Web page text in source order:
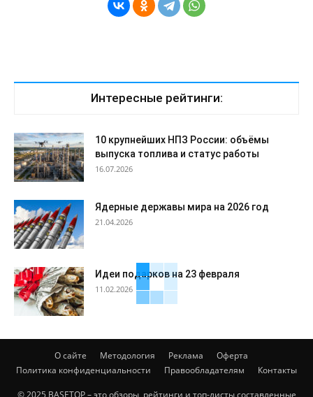
Интересные рейтинги:
10 крупнейших НПЗ России: объёмы
выпуска топлива и статус работы
16.07.2026
Ядерные державы мира на 2026 год
21.04.2026
Идеи подарков на 23 февраля
11.02.2026
О сайте Методология Реклама
Оферта
Политика конфиденциальности
Правообладателям Контакты